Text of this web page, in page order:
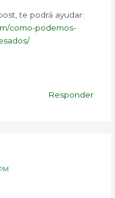
te podrá ayudar:
como-podemos-
Responder